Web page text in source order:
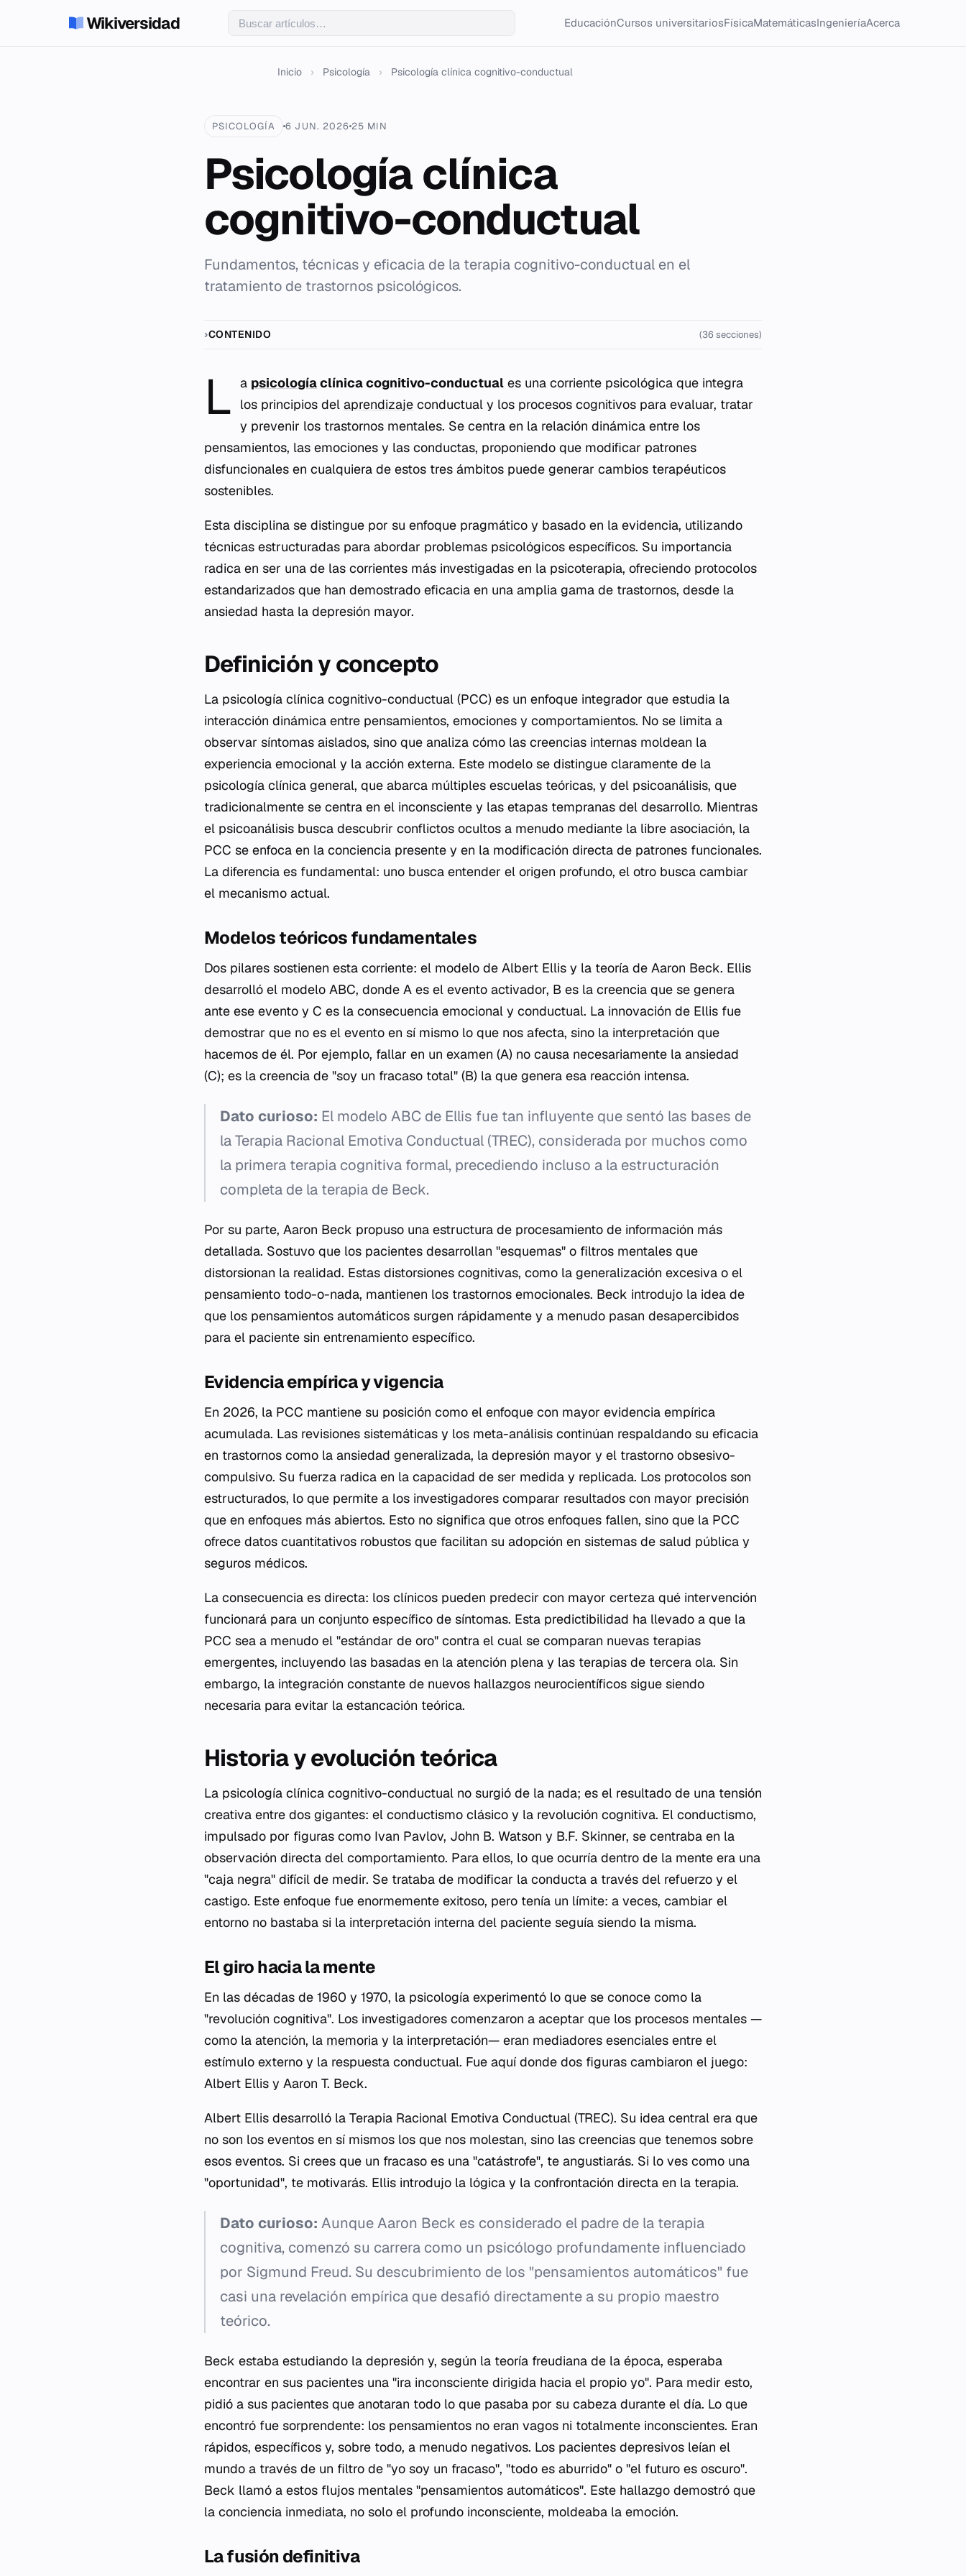
Wikiversidad EducaciónCursos universitariosFísicaMatemáticasIngenieríaAcerca
Inicio › Psicología › Psicología clínica cognitivo-conductual
PSICOLOGÍA 6 JUN. 2026 25 MIN
Psicología clínica
cognitivo-conductual
Fundamentos, técnicas y eficacia de la terapia cognitivo-conductual en el
tratamiento de trastornos psicológicos.
CONTENIDO (36 secciones)
L a psicologíaclínica cognitivo-conductual es una corriente psicológica que integra
los principios delaprendizaje conductual y los procesos cognitivos para evaluar, tratar
y prevenir los trastornos mentales. Se centra en la relación dinámica entre los
pensamientos, las emociones y las conductas, proponiendo que modificar patrones
disfuncionales en cualquiera de estos tres ámbitos puede generar cambios terapéuticos
sostenibles.
Esta disciplina se distingue por su enfoque pragmático y basado en la evidencia, utilizando
técnicas estructuradas para abordar problemas psicológicos específicos. Su importancia
radica en ser una de las corrientes más investigadas en la psicoterapia, ofreciendo protocolos
estandarizados que han demostrado eficacia en una amplia gama de trastornos, desde la
ansiedad hasta la depresión mayor.
Definición y concepto
La psicología clínica cognitivo-conductual (PCC) es un enfoque integrador que estudia la
interacción dinámica entre pensamientos, emociones y comportamientos. No se limita a
observar síntomas aislados, sino que analiza cómo las creencias internas moldean la
experiencia emocional y la acción externa. Este modelo se distingue claramente de la
psicología clínica general, que abarca múltiples escuelas teóricas, y del psicoanálisis, que
tradicionalmente se centra en el inconsciente y las etapas tempranas del desarrollo. Mientras
el psicoanálisis busca descubrir conflictos ocultos a menudo mediante la libre asociación, la
PCC se enfoca en la conciencia presente y en la modificación directa de patrones funcionales.
La diferencia es fundamental: uno busca entender el origen profundo, el otro busca cambiar
el mecanismo actual.
Modelos teóricos fundamentales
Dos pilares sostienen esta corriente: el modelo de Albert Ellis y la teoría de Aaron Beck. Ellis
desarrolló el modelo ABC, donde A es el evento activador, B es la creencia que se genera
ante ese evento y C es la consecuencia emocional y conductual. La innovación de Ellis fue
demostrar que no es el evento en sí mismo lo que nos afecta, sino la interpretación que
hacemos de él. Por ejemplo, fallar en un examen (A) no causa necesariamente la ansiedad
(C); es la creencia de "soy un fracaso total" (B) la que genera esa reacción intensa.
Dato curioso: El modelo ABC de Ellis fue tan influyente que sentó las bases de
la Terapia Racional Emotiva Conductual (TREC), considerada por muchos como
la primera terapia cognitiva formal, precediendo incluso a la estructuración
completa de la terapia de Beck.
Por su parte, Aaron Beck propuso una estructura de procesamiento de información más
detallada. Sostuvo que los pacientes desarrollan "esquemas" o filtros mentales que
distorsionan la realidad. Estas distorsiones cognitivas, como la generalización excesiva o el
pensamiento todo-o-nada, mantienen los trastornos emocionales. Beck introdujo la idea de
que los pensamientos automáticos surgen rápidamente y a menudo pasan desapercibidos
para el paciente sin entrenamiento específico.
Evidencia empírica y vigencia
En 2026, la PCC mantiene su posición como el enfoque con mayor evidencia empírica
acumulada. Las revisiones sistemáticas y los meta-análisis continúan respaldando su eficacia
en trastornos como la ansiedad generalizada, la depresión mayor y el trastorno obsesivo-
compulsivo. Su fuerza radica en la capacidad de ser medida y replicada. Los protocolos son
estructurados, lo que permite a los investigadores comparar resultados con mayor precisión
que en enfoques más abiertos. Esto no significa que otros enfoques fallen, sino que la PCC
ofrece datos cuantitativos robustos que facilitan su adopción en sistemas de salud pública y
seguros médicos.
La consecuencia es directa: los clínicos pueden predecir con mayor certeza qué intervención
funcionará para un conjunto específico de síntomas. Esta predictibilidad ha llevado a que la
PCC sea a menudo el "estándar de oro" contra el cual se comparan nuevas terapias
emergentes, incluyendo las basadas en la atención plena y las terapias de tercera ola. Sin
embargo, la integración constante de nuevos hallazgos neurocientíficos sigue siendo
necesaria para evitar la estancación teórica.
Historia y evolución teórica
La psicología clínica cognitivo-conductual no surgió de la nada; es el resultado de una tensión
creativa entre dos gigantes: el conductismo clásico y la revolución cognitiva. El conductismo,
impulsado por figuras como Ivan Pavlov, John B. Watson y B.F. Skinner, se centraba en la
observación directa del comportamiento. Para ellos, lo que ocurría dentro de la mente era una
"caja negra" difícil de medir. Se trataba de modificar la conducta a través del refuerzo y el
castigo. Este enfoque fue enormemente exitoso, pero tenía un límite: a veces, cambiar el
entorno no bastaba si la interpretación interna del paciente seguía siendo la misma.
El giro hacia la mente
En las décadas de 1960 y 1970, la psicología experimentó lo que se conoce como la
"revolución cognitiva". Los investigadores comenzaron a aceptar que los procesos mentales —
como la atención, la memoria y la interpretación— eran mediadores esenciales entre el
estímulo externo y la respuesta conductual. Fue aquí donde dos figuras cambiaron el juego:
Albert Ellis y Aaron T. Beck.
Albert Ellis desarrolló la Terapia Racional Emotiva Conductual (TREC). Su idea central era que
no son los eventos en sí mismos los que nos molestan, sino las creencias que tenemos sobre
esos eventos. Si crees que un fracaso es una "catástrofe", te angustiarás. Si lo ves como una
"oportunidad", te motivarás. Ellis introdujo la lógica y la confrontación directa en la terapia.
Dato curioso: Aunque Aaron Beck es considerado el padre de la terapia
cognitiva, comenzó su carrera como un psicólogo profundamente influenciado
por Sigmund Freud. Su descubrimiento de los "pensamientos automáticos" fue
casi una revelación empírica que desafió directamente a su propio maestro
teórico.
Beck estaba estudiando la depresión y, según la teoría freudiana de la época, esperaba
encontrar en sus pacientes una "ira inconsciente dirigida hacia el propio yo". Para medir esto,
pidió a sus pacientes que anotaran todo lo que pasaba por su cabeza durante el día. Lo que
encontró fue sorprendente: los pensamientos no eran vagos ni totalmente inconscientes. Eran
rápidos, específicos y, sobre todo, a menudo negativos. Los pacientes depresivos leían el
mundo a través de un filtro de "yo soy un fracaso", "todo es aburrido" o "el futuro es oscuro".
Beck llamó a estos flujos mentales "pensamientos automáticos". Este hallazgo demostró que
la conciencia inmediata, no solo el profundo inconsciente, moldeaba la emoción.
La fusión definitiva